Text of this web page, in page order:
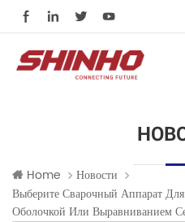
Home
Новости
Выберите Сварочный Аппарат
Оболочкой Или Выравниванием